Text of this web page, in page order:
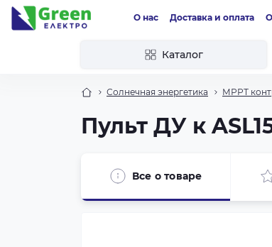
О нас Доставка и оплата
Каталог
Солнечная энергетика МРРТ
Пульт ДУ к
Все о товаре